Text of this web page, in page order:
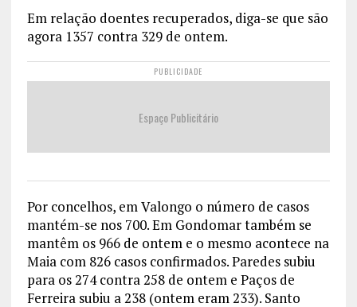
Em relação doentes recuperados, diga-se que são
agora 1357 contra 329 de ontem.
PUBLICIDADE
Espaço Publicitário
Por concelhos, em Valongo o número de casos
mantém-se nos 700. Em Gondomar também se
mantêm os 966 de ontem e o mesmo acontece na
Maia com 826 casos confirmados. Paredes subiu
para os 274 contra 258 de ontem e Paços de
Ferreira subiu a 238 (ontem eram 233). Santo